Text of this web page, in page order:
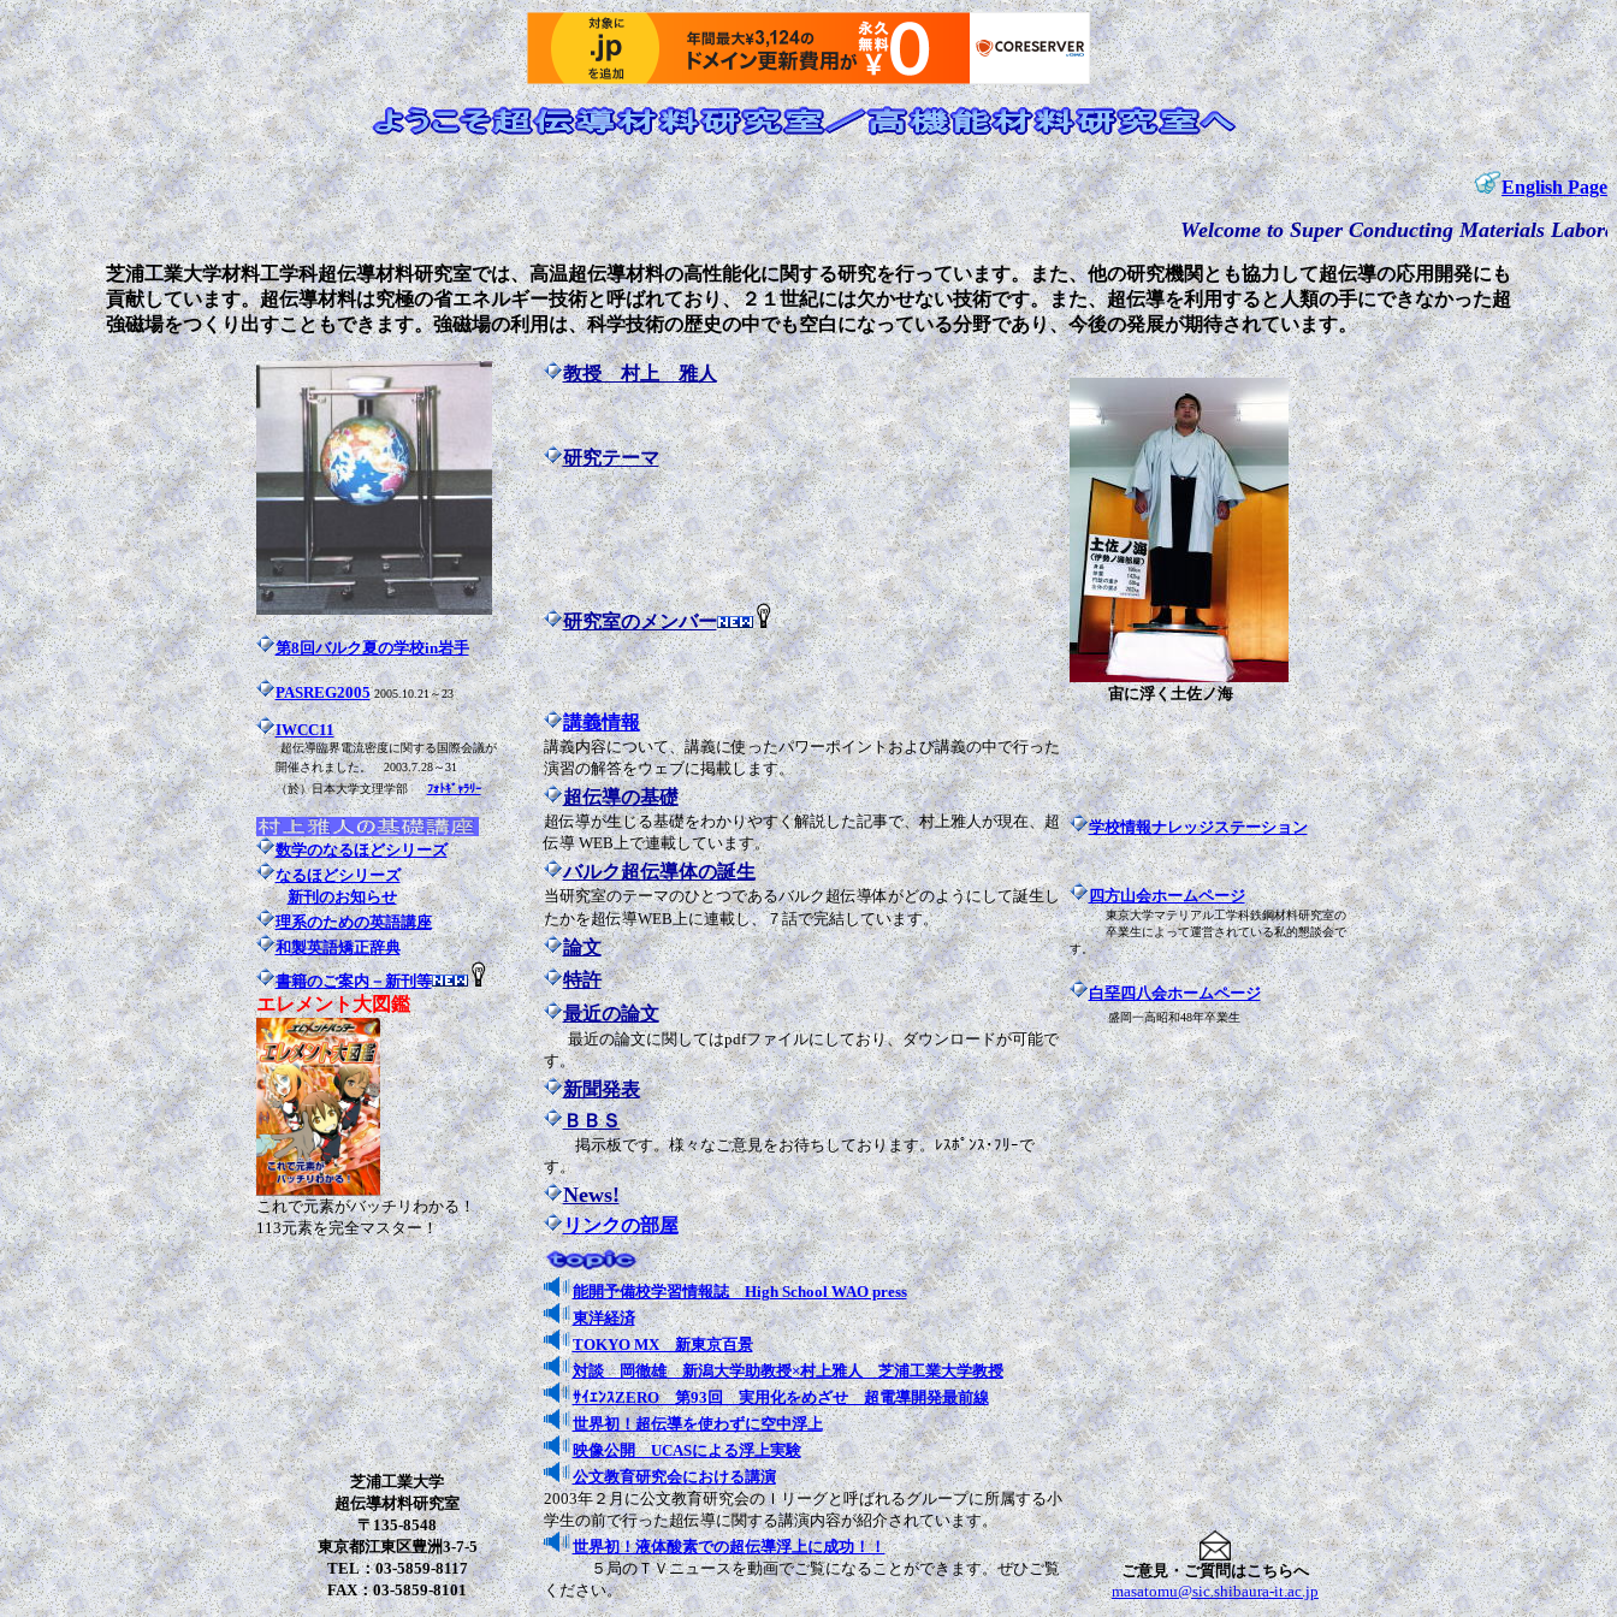
English Page
Welcome to Super Conducting Materials
芝浦工業大学材料工学科超伝導材料研究室では、高温超伝導材料の高性能化に関する研究を行っています。また、他の研究機関とも協力して超伝導の応用開発にも
貢献しています。超伝導材料は究極の省エネルギー技術と呼ばれており、２１世紀には欠かせない技術です。また、超伝導を利用すると人類の手にできなかった超
強磁場をつくり出すこともできます。強磁場の利用は、科学技術の歴史の中でも空白になっている分野であり、今後の発展が期待されています。
第8回バルク夏の学校in岩手
PASREG2005 2005.10.21～23
IWCC11
超伝導臨界電流密度に関する国際会議が
開催されました。 2003.7.28～31
（於）日本大学文理学部
ﾌｫﾄｷﾞｬﾗﾘｰ
数学のなるほどシリーズ
なるほどシリーズ
新刊のお知らせ
理系のための英語講座
和製英語矯正辞典
書籍のご案内－新刊等
エレメント大図鑑
これで元素がバッチリわかる！
113元素を完全マスター！
教授 村上 雅人
宙に浮く土佐ノ海
学校情報ナレッジステーション
四方山会ホームページ
東京大学マテリアル工学科鉄鋼材料研究室の
卒業生によって運営されている私的懇談会で
す。
白堊四八会ホームページ
盛岡一高昭和48年卒業生
研究テーマ
研究室のメンバー
講義情報
講義内容について、講義に使ったパワーポイントおよび講義の中で行った
演習の解答をウェブに掲載します。
超伝導の基礎
超伝導が生じる基礎をわかりやすく解説した記事で、村上雅人が現在、超
伝導 WEB上で連載しています。
バルク超伝導体の誕生
当研究室のテーマのひとつであるバルク超伝導体がどのようにして誕生し
たかを超伝導WEB上に連載し、７話で完結しています。
論文
特許
最近の論文
最近の論文に関してはpdfファイルにしており、ダウンロードが可能で
す。
新聞発表
ＢＢＳ
掲示板です。様々なご意見をお待ちしております。ﾚｽﾎﾟﾝｽ･ﾌﾘｰで
す。
News!
リンクの部屋
芝浦工業大学
超伝導材料研究室
〒135-8548
東京都江東区豊洲3-7-5
TEL：03-5859-8117
FAX：03-5859-8101
能開予備校学習情報誌 High School WAO press
東洋経済
TOKYO MX 新東京百景
対談 岡徹雄 新潟大学助教授×村上雅人 芝浦工業大学教授
ｻｲｴﾝｽZERO 第93回 実用化をめざせ 超電導開発最前線
世界初！超伝導を使わずに空中浮上
映像公開 UCASによる浮上実験
公文教育研究会における講演
2003年２月に公文教育研究会のＩリーグと呼ばれるグループに所属する小
学生の前で行った超伝導に関する講演内容が紹介されています。
世界初！液体酸素での超伝導浮上に成功！！
５局のＴＶニュースを動画でご覧になることができます。ぜひご覧
ください。
ご意見・ご質問はこちらへ
masatomu@sic.shibaura-it.ac.jp